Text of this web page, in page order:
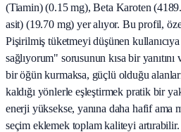
(Tiamin) (0.15 mg), Beta Karoten
asit) (19.70 mg) yer alıyor. Bu profil,
Pişirilmiş tüketmeyi düşünen
sağlıyorum" sorusunun kısa bir
bir öğün kurmaksa, güçlü olduğu
kaldığı yönlerle eşleştirmek pratik bir
enerji yüksekse, yanına daha hafif
seçim eklemek toplam kaliteyi